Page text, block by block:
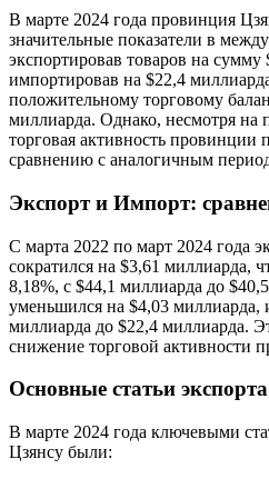
В марте 2024 года провинция
значительные показатели в
экспортировав товаров на
импортировав на $22,4
положительному торговому
миллиарда. Однако, несмотря на
торговая активность провинции
сравнению с аналогичным
Экспорт и Импорт:
С марта 2022 по март 2024 года
сократился на $3,61 миллиарда,
8,18%, с $44,1 миллиарда до
уменьшился на $4,03 миллиарда,
миллиарда до $22,4 миллиарда.
снижение торговой активности
Основные статьи
В марте 2024 года ключевыми
Цзянсу были: